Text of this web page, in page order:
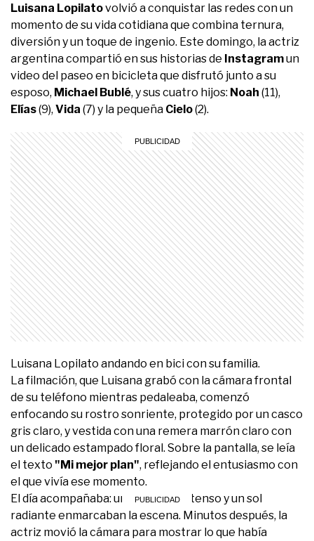
Luisana Lopilatovolvió a conquistar las redes con un
momento de su vida cotidiana que combina ternura,
diversión y un toque de ingenio. Este domingo, la actriz
argentina compartió en sus historias de Instagramun
video del paseo en bicicleta que disfrutó junto a su
esposo, Michael Bublé, y sus cuatro hijos: Noah (11),
Elías(9), Vida (7) y la pequeña Cielo(2).
Luisana Lopilato andando en bici con su familia.
La filmación, que Luisana grabó con la cámara frontal
de su teléfono mientras pedaleaba, comenzó
enfocando su rostro sonriente, protegido por un casco
gris claro, y vestida con una remera marrón claro con
un delicado estampado floral. Sobre la pantalla, se leía
el texto "Mi mejor plan", reflejando el entusiasmo con
el que vivía ese momento.
El día acompañaba: un cielo azul intenso y un sol
radiante enmarcaban la escena. Minutos después, la
actriz movió la cámara para mostrar lo que había